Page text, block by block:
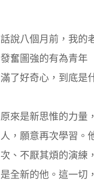
話說八個月前，我的
發奮圖強的有為青年
滿了好奇心，到底是
原來是新思惟的力量
人，願意再次學習。
次、不厭其煩的演練
是全新的他。這一切